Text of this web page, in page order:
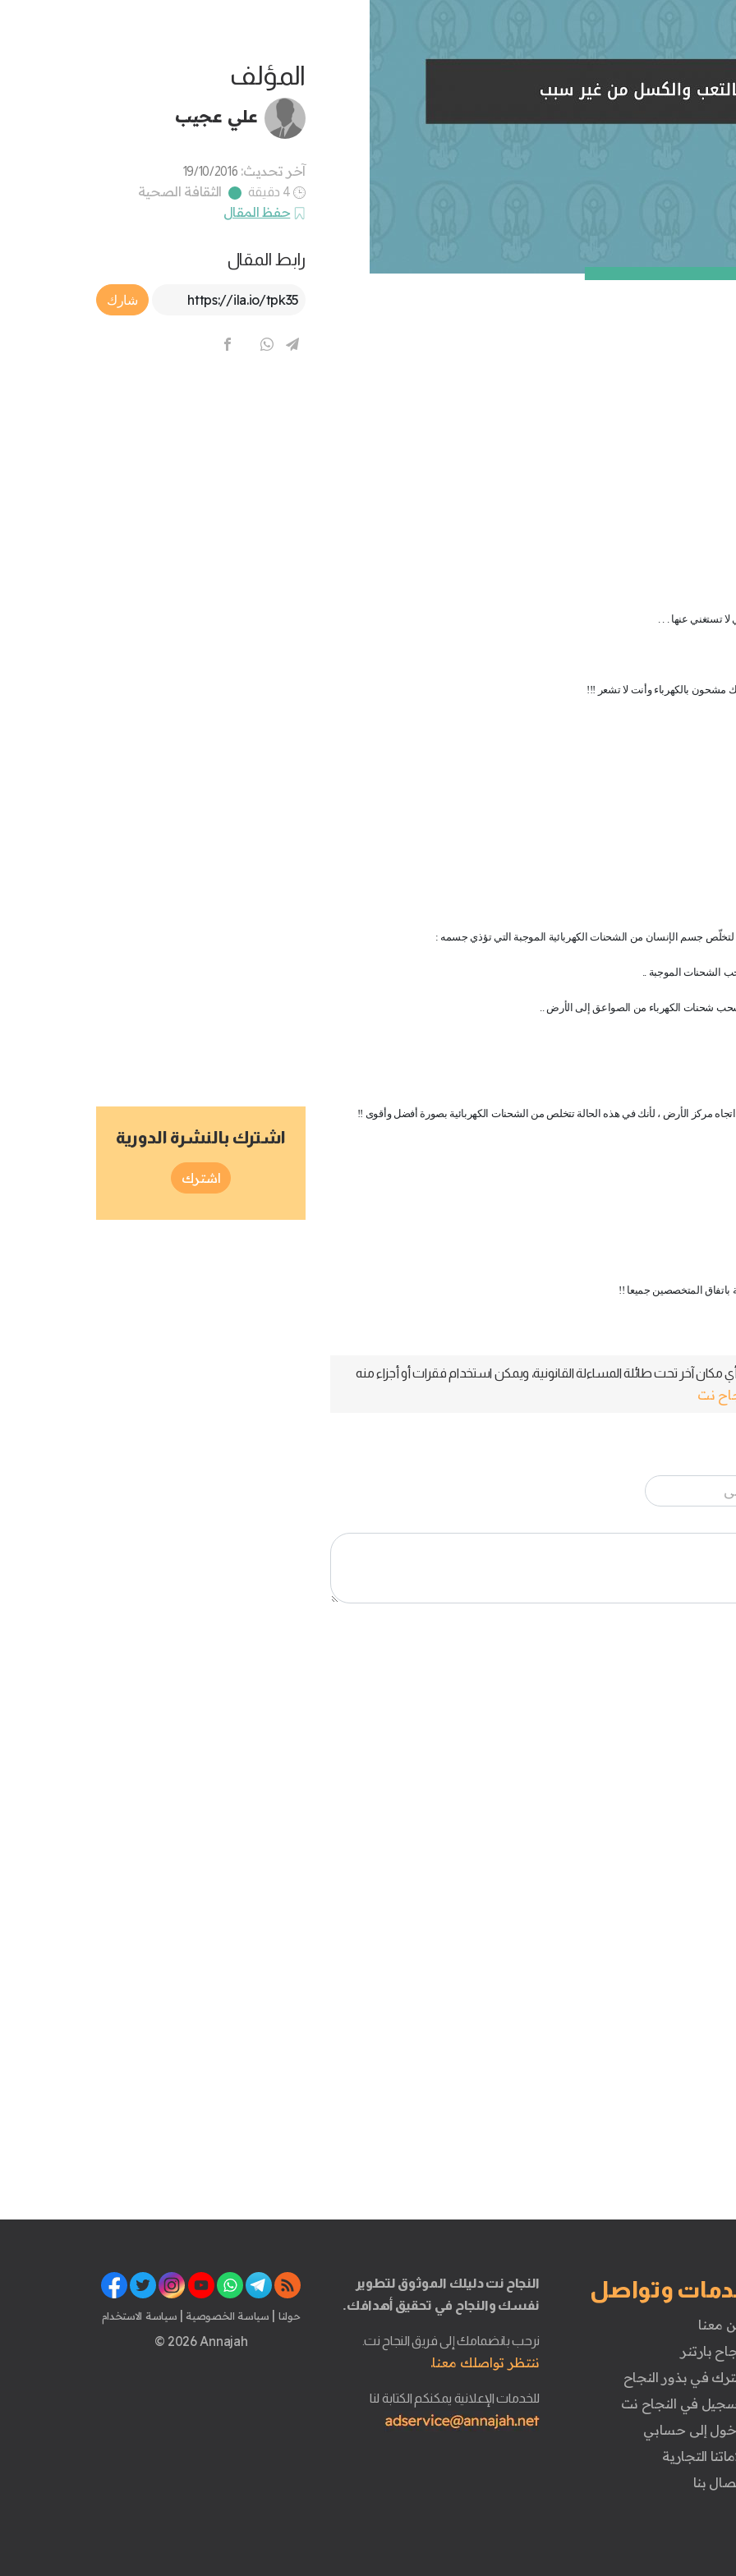
المؤلف
علي عجيب
آخر تحديث: 19/10/2016
4 دقيقة
الثقافة الصحية
حفظ المقال
رابط المقال
Article Link
شارك
لا تستغني عنها . . .
مشحون بالكهرباء وأنت لا تشعر !!!
جسم الإنسان من الشحنات الكهربائية الموجبة التي تؤذي جسمه :
الشحنات الموجبة ..
شحنات الكهرباء من الصواعق إلى الأرض ..
مركز الأرض ، لأنك في هذه الحالة تتخلص من الشحنات الكهربائية بصورة أفضل وأقوى !!
باتفاق المتخصصين جميعا !!
آخر تحت طائلة المساءلة القانونية، ويمكن استخدام فقرات أو أجزاء منه
نت
اشترك بالنشرة الدورية
اشترك
وتواصل
معنا
بارتنر
في بذور النجاح
في النجاح نت
إلى حسابي
التجارية
بنا
النجاح نت دليلك الموثوق لتطوير
نفسك والنجاح في تحقيق أهدافك.
نرحب بانضمامك إلى فريق النجاح نت.
ننتظر تواصلك معنا.
للخدمات الإعلانية يمكنكم الكتابة لنا
حولنا | سياسة الخصوصية | سياسة الاستخدام
© 2026 Annajah